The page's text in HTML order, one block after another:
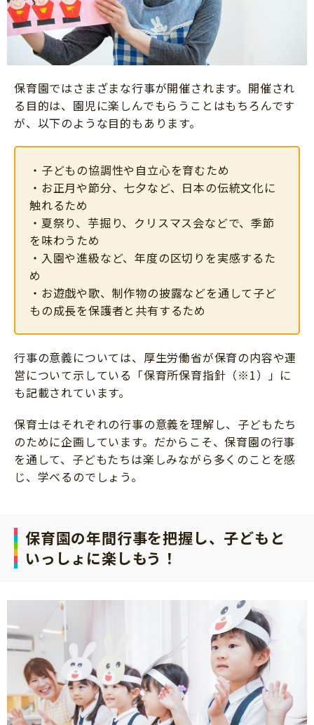
保育園ではさまざまな行事が開催されます。開催され
る目的は、園児に楽しんでもらうことはもちろんです
が、以下のような目的もあります。
・子どもの協調性や自立心を育むため
・お正月や節分、七夕など、日本の伝統文化に
触れるため
・夏祭り、芋掘り、クリスマス会などで、季節
を味わうため
・入園や進級など、年度の区切りを実感するた
め
・お遊戯や歌、制作物の披露などを通して子ど
もの成長を保護者と共有するため
行事の意義については、厚生労働省が保育の内容や運
営について示している「保育所保育指針（※1）」に
も記載されています。
保育士はそれぞれの行事の意義を理解し、子どもたち
のために企画しています。だからこそ、保育園の行事
を通して、子どもたちは楽しみながら多くのことを感
じ、学べるのでしょう。
保育園の年間行事を把握し、子どもと
いっしょに楽しもう！